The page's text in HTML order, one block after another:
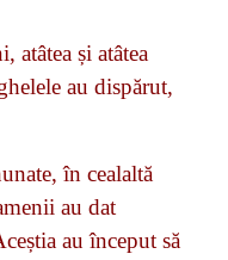
atâtea și atâtea
au dispărut,
în cealaltă
au dat
au început să